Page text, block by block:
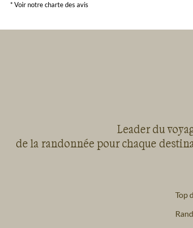
* Voir notre charte des avis
Leader du
de la randonnée pour chaque
Top